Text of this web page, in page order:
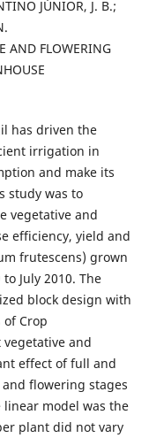
JÚNIOR, J. B.;
AND FLOWERING
has driven the
irrigation in
and make its
study was to
vegetative and
efficiency, yield and
frutescens) grown
July 2010. The
block design with
of Crop
and
effect of full and
flowering stages
model was the
plant did not vary